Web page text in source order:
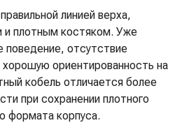
линией верха,
и плотным костяком. Уже
поведение, отсутствие
ориентированность на
кобель отличается более
при сохранении плотного
формата корпуса.